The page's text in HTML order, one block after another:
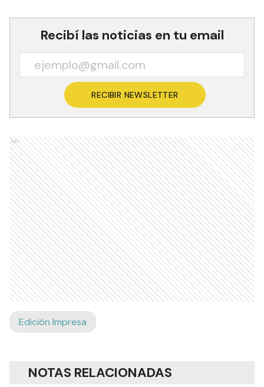
Recibí las noticias en tu email
RECIBIR NEWSLETTER
Ads
Edición Impresa
NOTAS RELACIONADAS